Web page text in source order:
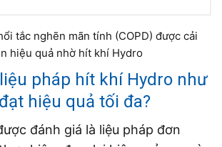
tắc nghẽn mãn tính (COPD) được cải
hiệu quả nhờ hít khí Hydro
pháp hít khí Hydro như
hiệu quả tối đa?
đánh giá là liệu pháp đơn